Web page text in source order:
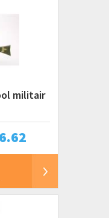
militair
6.62